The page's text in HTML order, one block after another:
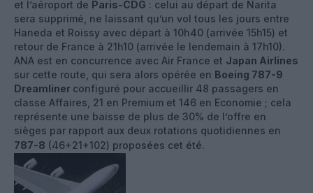
et l’aéroport de Paris-CDG : celui au départ de Narita
sera supprimé, ne laissant qu’un vol tous les jours entre
Haneda et Roissy avec départ à 10h40 (arrivée 15h15) et
retour de France à 21h10 (arrivée le lendemain à 17h10).
ANA est en concurrence avec Air France et Japan Airlines
sur cette route, qui sera alors opérée en Boeing 787-9
Dreamliner configuré pour accueillir 48 passagers en
classe Affaires, 21 en Premium et 146 en Economie ; cela
représente une baisse de plus de 30% de l’offre en
sièges par rapport aux deux rotations quotidiennes en
787-8 (46+21+102) proposées cet été.